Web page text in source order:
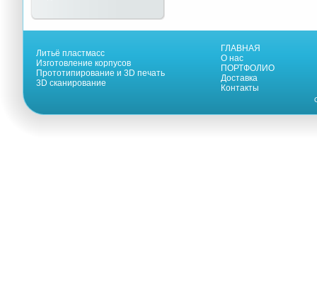
Литьё пластмасс
Изготовление корпусов
Прототипирование и 3D печать
3D сканирование
ГЛАВНАЯ
О нас
ПОРТФОЛИО
Доставка
Контакты